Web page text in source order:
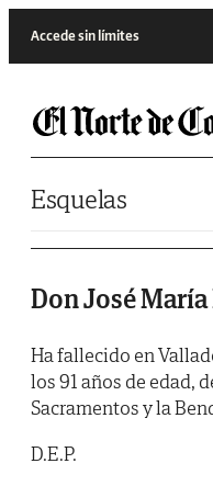
Accede sin límites
Esquelas
Don José
Ha fallecido en
los 91 años de edad,
Sacramentos y la
D.E.P.